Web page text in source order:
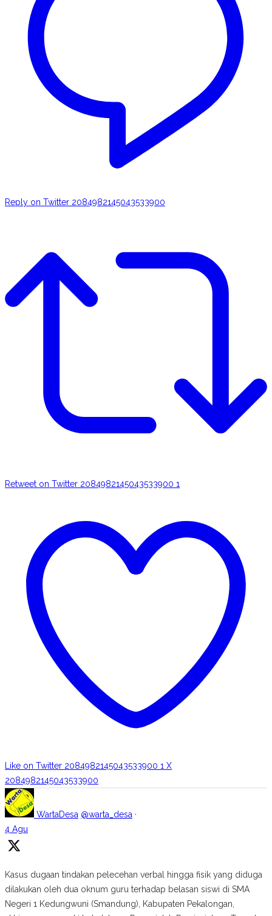
Reply on Twitter 2084982145043533900
Retweet on Twitter 2084982145043533900 1
Like on Twitter 2084982145043533900 1 X
2084982145043533900
WartaDesa @warta_desa ·
4 Agu
Kasus dugaan tindakan pelecehan verbal hingga fisik yang diduga
dilakukan oleh dua oknum guru terhadap belasan siswi di SMA
Negeri 1 Kedungwuni (Smandung), Kabupaten Pekalongan,